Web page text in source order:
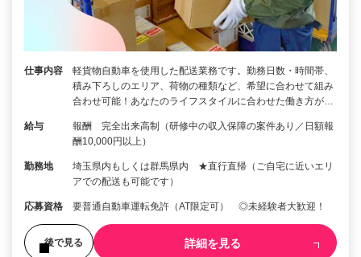
仕事内容
軽貨物自動車を使用した配送業務です。勤務日数・時間帯、
積み下ろしのエリア、荷物の種類など、希望に合わせて組み
合わせ可能！あなたのライフスタイルに合わせた働き方が…
給与
報酬 完全出来高制（研修中の収入保障の案件あり／日額報
酬10,000円以上）
勤務地
埼玉県内もしくは群馬県内 ★直行直帰（ご自宅に近いエリ
アでの配送も可能です）
応募資格 要普通自動車運転免許（AT限定可） ◎未経験者大歓迎！
後で見る 詳細を見る